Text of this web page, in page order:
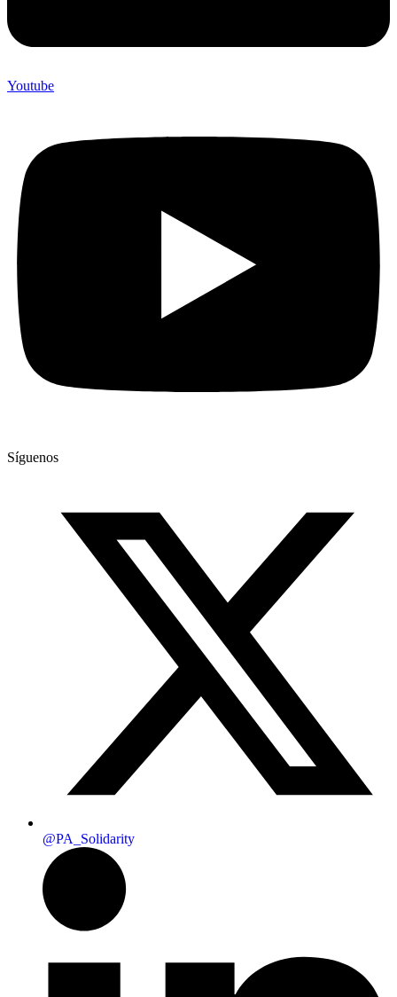
Youtube
Síguenos
@PA_Solidarity